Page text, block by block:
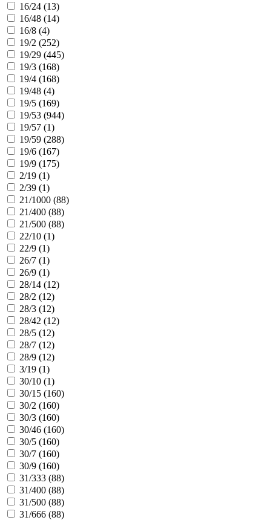
16/24 (13)
16/48 (14)
16/8 (4)
19/2 (252)
19/29 (445)
19/3 (168)
19/4 (168)
19/48 (4)
19/5 (169)
19/53 (944)
19/57 (1)
19/59 (288)
19/6 (167)
19/9 (175)
2/19 (1)
2/39 (1)
21/1000 (88)
21/400 (88)
21/500 (88)
22/10 (1)
22/9 (1)
26/7 (1)
26/9 (1)
28/14 (12)
28/2 (12)
28/3 (12)
28/42 (12)
28/5 (12)
28/7 (12)
28/9 (12)
3/19 (1)
30/10 (1)
30/15 (160)
30/2 (160)
30/3 (160)
30/46 (160)
30/5 (160)
30/7 (160)
30/9 (160)
31/333 (88)
31/400 (88)
31/500 (88)
31/666 (88)